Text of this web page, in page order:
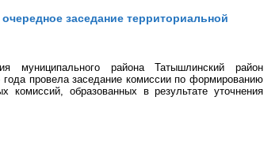
заседание территориальной
муниципального района Татышлинский район
провела заседание комиссии по формированию
комиссий, образованных в результате уточнения